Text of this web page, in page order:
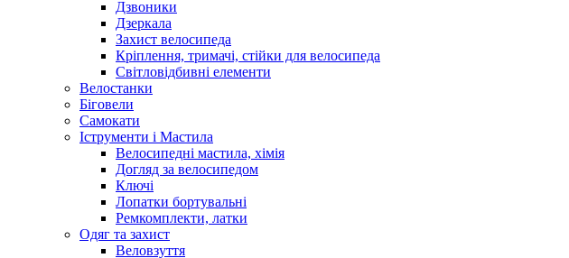
Дзвоники
Дзеркала
Захист велосипеда
Кріплення, тримачі, стійки для велосипеда
Світловідбивні елементи
Велостанки
Біговели
Самокати
Іструменти і Мастила
Велосипедні мастила, хімія
Догляд за велосипедом
Ключі
Лопатки бортувальні
Ремкомплекти, латки
Одяг та захист
Веловзуття